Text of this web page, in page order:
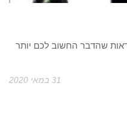
שהדבר החשוב לכם יותר
31 במאי 2020